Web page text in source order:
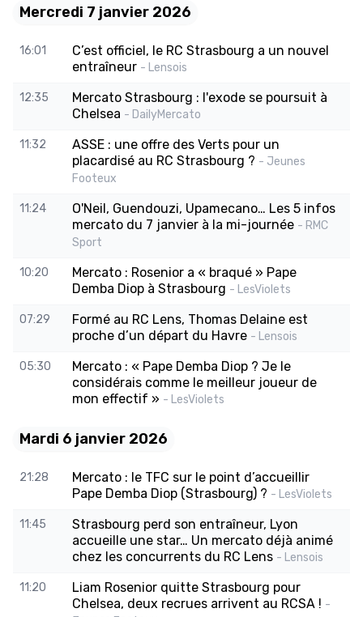
Mercredi 7 janvier 2026
16:01
C’est officiel, le RC Strasbourg a un nouvel
entraîneur - Lensois
12:35
Mercato Strasbourg : l'exode se poursuit à
Chelsea - DailyMercato
11:32
ASSE : une offre des Verts pour un
placardisé au RC Strasbourg ? - Jeunes
Footeux
11:24
O'Neil, Guendouzi, Upamecano… Les 5 infos
mercato du 7 janvier à la mi-journée - RMC
Sport
10:20
Mercato : Rosenior a « braqué » Pape
Demba Diop à Strasbourg - LesViolets
07:29
Formé au RC Lens, Thomas Delaine est
proche d’un départ du Havre - Lensois
05:30
Mercato : « Pape Demba Diop ? Je le
considérais comme le meilleur joueur de
mon effectif » - LesViolets
Mardi 6 janvier 2026
21:28
Mercato : le TFC sur le point d’accueillir
Pape Demba Diop (Strasbourg) ? - LesViolets
11:45
Strasbourg perd son entraîneur, Lyon
accueille une star… Un mercato déjà animé
chez les concurrents du RC Lens - Lensois
11:20
Liam Rosenior quitte Strasbourg pour
Chelsea, deux recrues arrivent au RCSA ! -